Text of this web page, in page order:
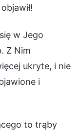
w Jego
Z Nim
ukryte, i nie
i
to trąby